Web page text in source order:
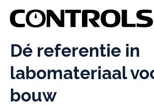
BOUW
FARMA
Dé referentie in
labomateriaal
bouw